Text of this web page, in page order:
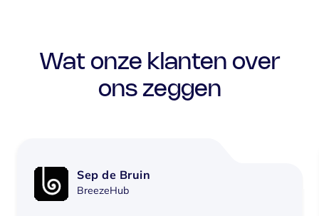
Wat onze klanten over
ons zeggen
Sep de Bruin
BreezeHub